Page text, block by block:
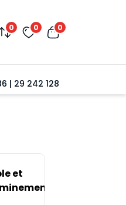
0 0 0
| 29 242 128
et